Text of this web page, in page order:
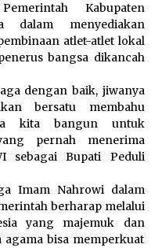
Kebakaran Gedung
Masuk Tahap Akhir,
Jiwa
Dinas Teknis
Layanan
Berjalan
Kabupaten
dalam menyediakan
atlet-atlet lokal
bangsa dikancah
dengan baik, jiwanya
bersatu membahu
kita bangun untuk
pernah menerima
sebagai Bupati Peduli
Imam Nahrowi dalam
berharap melalui
yang majemuk dan
bisa memperkuat